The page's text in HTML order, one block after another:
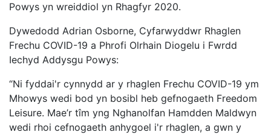
Powys yn wreiddiol yn Rhagfyr 2020.
Dywedodd Adrian Osborne, Cyfarwyddwr Rhaglen
Frechu COVID-19 a Phrofi Olrhain Diogelu i Fwrdd
Iechyd Addysgu Powys:
“Ni fyddai'r cynnydd ar y rhaglen Frechu COVID-19 ym
Mhowys wedi bod yn bosibl heb gefnogaeth Freedom
Leisure. Mae’r tîm yng Nghanolfan Hamdden Maldwyn
wedi rhoi cefnogaeth anhygoel i'r rhaglen, a gwn y